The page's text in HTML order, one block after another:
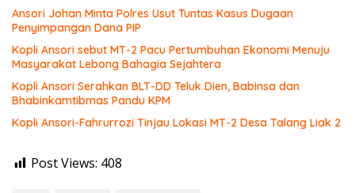
Ansori Johan Minta Polres Usut Tuntas Kasus Dugaan
Penyimpangan Dana PIP
Kopli Ansori sebut MT-2 Pacu Pertumbuhan Ekonomi Menuju
Masyarakat Lebong Bahagia Sejahtera
Kopli Ansori Serahkan BLT-DD Teluk Dien, Babinsa dan
Bhabinkamtibmas Pandu KPM
Kopli Ansori-Fahrurrozi Tinjau Lokasi MT-2 Desa Talang Liak 2
Post Views: 408